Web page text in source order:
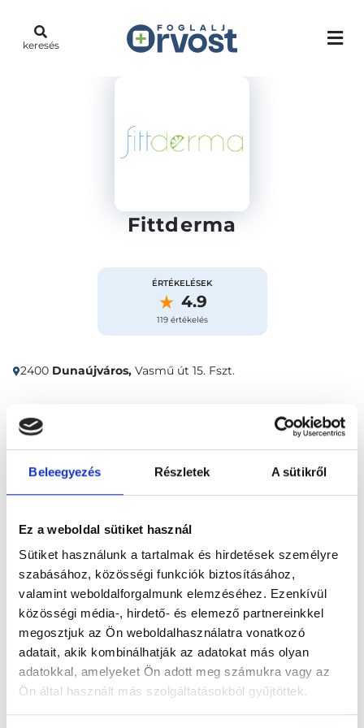
Beleegyezés Részletek A sütikről
Ez a weboldal sütiket használ
Sütiket használunk a tartalmak és hirdetések személyre
szabásához, közösségi funkciók biztosításához,
valamint weboldalforgalmunk elemzéséhez. Ezenkívül
közösségi média-, hirdető- és elemező partnereinkkel
megosztjuk az Ön weboldalhasználatra vonatkozó
adatait, akik kombinálhatják az adatokat más olyan
adatokkal, amelyeket Ön adott meg számukra vagy az
Ön által használt más szolgáltatásokból gyűjtöttek.
keresés
Fittderma
ÉRTÉKELÉSEK
4.9
119 értékelés
2400 Dunaújváros, Vasmű út 15. Fszt.
Időpontfoglalás Vélemények
Foglalj időpontot
Összes szakterület
Főoldal Klinikák Bőrgyógyász, Dunaújváros
Fittderma